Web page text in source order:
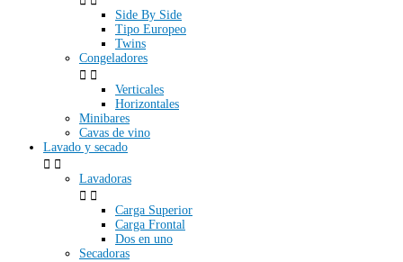
Side By Side
Tipo Europeo
Twins
Congeladores
 
Verticales
Horizontales
Minibares
Cavas de vino
Lavado y secado
 
Lavadoras
 
Carga Superior
Carga Frontal
Dos en uno
Secadoras